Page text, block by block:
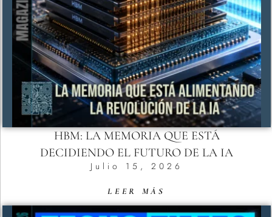
HBM: LA MEMORIA QUE ESTÁ
DECIDIENDO EL FUTURO DE LA IA
Julio 15, 2026
LEER MÁS